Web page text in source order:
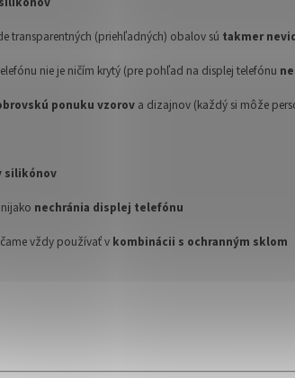
transparentných (priehľadných) obalov sú takmer
nie je ničím krytý (pre pohľad na displej telefónu
ponuku vzorov a dizajnov (každý si môže
silikónov
nechránia displej telefónu
vždy používať v kombinácii s ochranným sklom